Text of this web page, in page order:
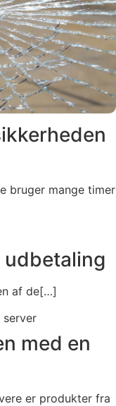
bruger mange timer
udbetaling
af de[…]
med en
er produkter fra